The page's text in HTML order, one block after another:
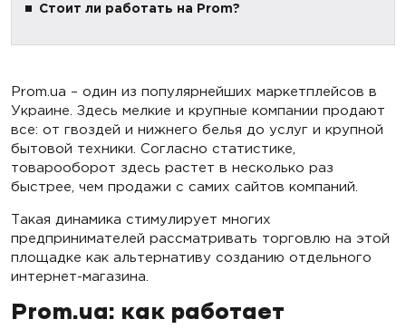
Стоит ли работать на Prom?
Prom.ua – один из популярнейших маркетплейсов в
Украине. Здесь мелкие и крупные компании продают
все: от гвоздей и нижнего белья до услуг и крупной
бытовой техники. Согласно статистике,
товарооборот здесь растет в несколько раз
быстрее, чем продажи с самих сайтов компаний.
Такая динамика стимулирует многих
предпринимателей рассматривать торговлю на этой
площадке как альтернативу созданию отдельного
интернет-магазина.
Prom.ua: как работает